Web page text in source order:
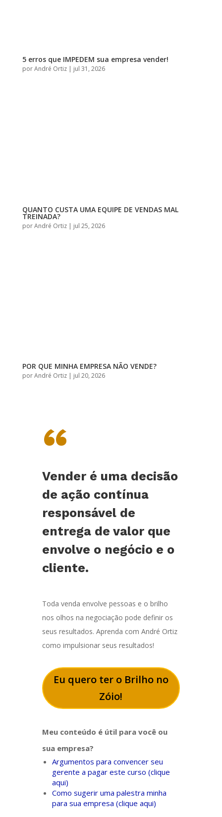
5 erros que IMPEDEM sua empresa vender!
porAndré Ortiz| jul 31, 2026
QUANTO CUSTA UMA EQUIPE DE VENDAS MAL
TREINADA?
porAndré Ortiz| jul 25, 2026
POR QUE MINHA EMPRESA NÃO VENDE?
porAndré Ortiz| jul 20, 2026
“
Vender é uma decisão
de ação contínua
responsável de
entrega de valor que
envolve o negócio e o
cliente.
Toda venda envolve pessoas e o brilho
nos olhos na negociação pode definir os
seus resultados. Aprenda com André Ortiz
como impulsionar seus resultados!
Eu quero ter o Brilho no
Zóio!
Meu conteúdo é útil para você ou
sua empresa?
Argumentos para convencer seu
gerente a pagar este curso (clique
aqui)
Como sugerir uma palestra minha
para sua empresa (clique aqui)